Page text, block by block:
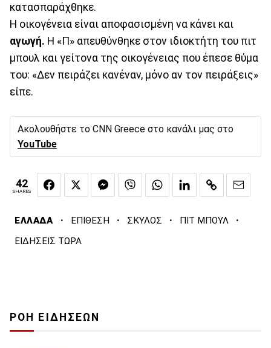
κατασπαράχθηκε.
Η οικογένεια είναι αποφασισμένη να κάνει και
αγωγή. Η «Π» απευθύνθηκε στον ιδιοκτήτη του πιτ
μπουλ και γείτονα της οικογένειας που έπεσε θύμα
του: «Δεν πειράζει κανέναν, μόνο αν τον πειράξεις»
είπε.
Ακολουθήστε το CNN Greece στο κανάλι μας στο
YouTube
42
SHARES
ΕΛΛΑΔΑ · ΕΠΙΘΕΣΗ · ΣΚΥΛΟΣ · ΠΙΤ ΜΠΟΥΛ ·
ΕΙΔΗΣΕΙΣ ΤΩΡΑ
ΡΟΗ ΕΙΔΗΣΕΩΝ